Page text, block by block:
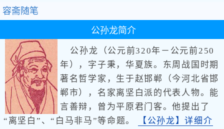
容斋随笔
公孙龙简介
公孙龙（公元前320年－公元前250
年），字子秉，华夏族。东周战国时期
著名哲学家，生于赵邯郸（今河北省邯
郸市），名家离坚白派的代表人物。能
言善辩，曾为平原君门客。他提出了
“离坚白”、“白马非马”等命题。
【公孙龙】详细介